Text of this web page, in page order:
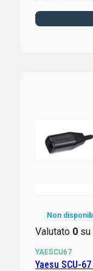
Non
Valutato 0su
YAESCU67
Yaesu SCU-